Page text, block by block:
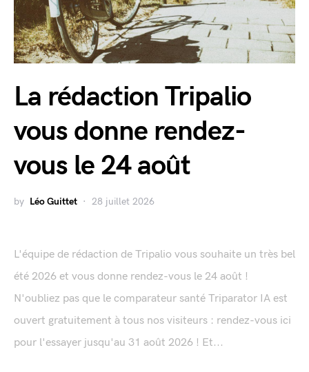
La rédaction Tripalio
vous donne rendez-
vous le 24 août
by Léo Guittet 28 juillet 2026
L'équipe de rédaction de Tripalio vous souhaite un très bel
été 2026 et vous donne rendez-vous le 24 août !
N'oubliez pas que le comparateur santé Triparator IA est
ouvert gratuitement à tous nos visiteurs : rendez-vous ici
pour l'essayer jusqu'au 31 août 2026 ! Et...